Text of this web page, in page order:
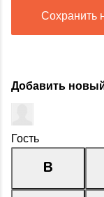
Сохранить
Добавить
Гость